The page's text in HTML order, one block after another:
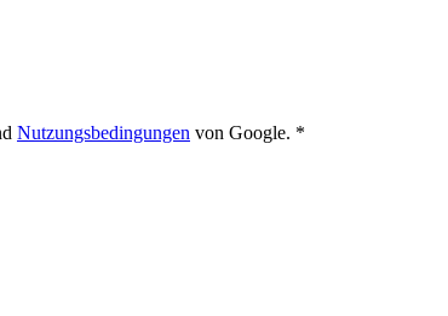
Nutzungsbedingungen von Google. *